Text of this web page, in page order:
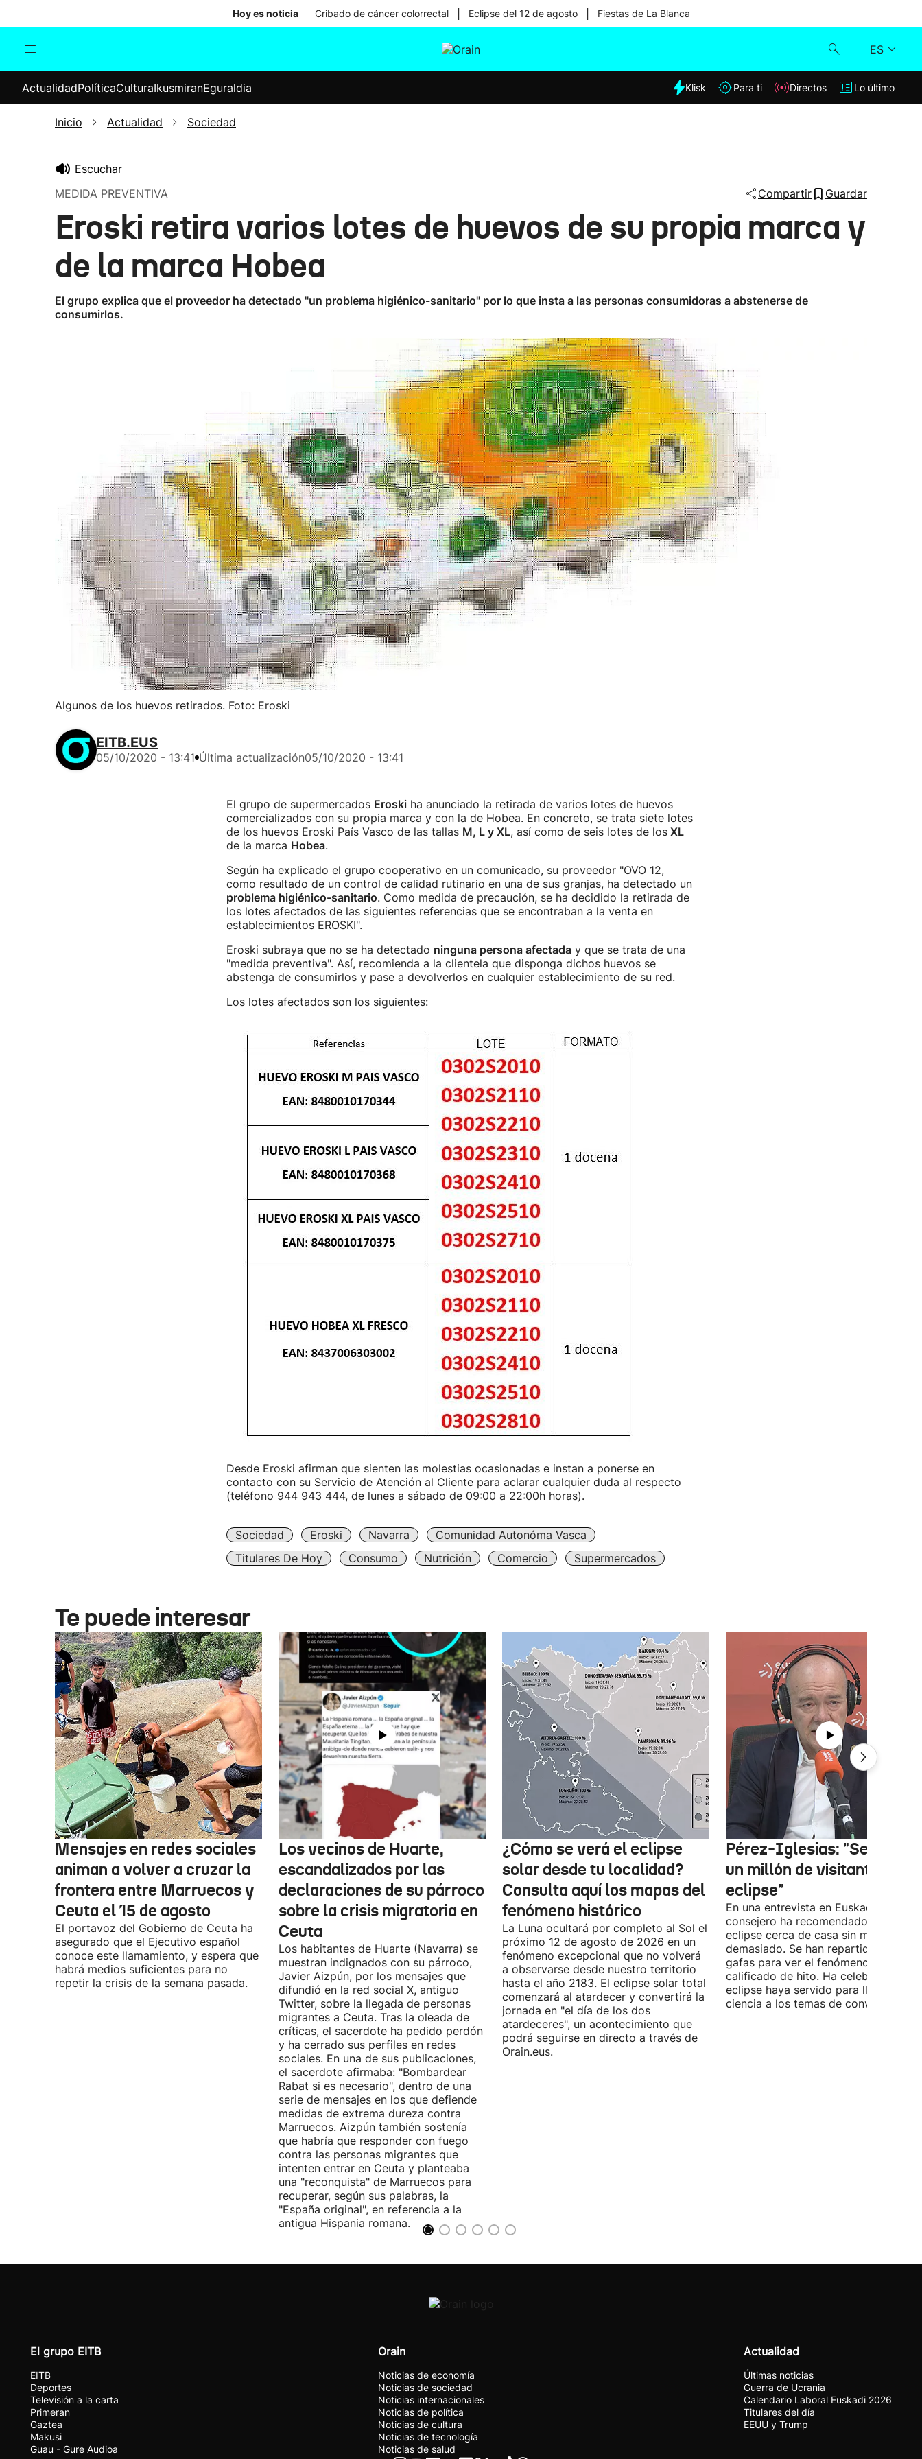
Hoy es noticia Cribado de cáncer colorrectal Eclipse del 12 de agosto Fiestas de La Blanca
ES
Internacional
Elecciones
Klisk
Lo último
ActualidadPolíticaCulturaIkusmiranEguraldia Klisk Para ti Directos Lo último
Inicio Actualidad Sociedad
Escuchar
MEDIDA PREVENTIVA
Compartir Guardar
Eroski retira varios lotes de huevos de su propia marca y
de la marca Hobea
El grupo explica que el proveedor ha detectado "un problema higiénico-sanitario" por lo que insta a las personas consumidoras a abstenerse de
consumirlos.
Algunos de los huevos retirados. Foto: Eroski
EITB.EUS
05/10/2020 - 13:41 Última actualización05/10/2020 - 13:41
El grupo de supermercados Eroskiha anunciado la retirada de varios lotes de huevos
comercializados con su propia marca y con la de Hobea. En concreto, se trata siete lotes
de los huevos Eroski País Vasco de las tallas M, L y XL, así como de seis lotes de losXL
de la marca Hobea.
Según ha explicado el grupo cooperativo en un comunicado, su proveedor "OVO 12,
como resultado de un control de calidad rutinario en una de sus granjas, ha detectado un
problema higiénico-sanitario. Como medida de precaución, se ha decidido la retirada de
los lotes afectados de las siguientes referencias que se encontraban a la venta en
establecimientos EROSKI".
Eroski subraya que no se ha detectado ninguna persona afectaday que se trata de una
"medida preventiva". Así, recomienda a la clientela que disponga dichos huevos se
abstenga de consumirlos y pase a devolverlos en cualquier establecimiento de su red.
Los lotes afectados son los siguientes:
Desde Eroski afirman que sienten las molestias ocasionadas e instan a ponerse en
contacto con su Servicio de Atención al Clientepara aclarar cualquier duda al respecto
(teléfono 944 943 444, de lunes a sábado de 09:00 a 22:00h horas).
Sociedad Eroski Navarra
Comunidad Autonóma Vasca
Titulares De Hoy
Consumo Nutrición Comercio Supermercados
Te puede interesar
Mensajes en redes sociales
animan a volver a cruzar la
frontera entre Marruecos y
Ceuta el 15 de agosto
El portavoz del Gobierno de Ceuta ha
asegurado que el Ejecutivo español
conoce este llamamiento, y espera que
habrá medios suficientes para no
repetir la crisis de la semana pasada.
Los vecinos de Huarte,
escandalizados por las
declaraciones de su párroco
sobre la crisis migratoria en
Ceuta
Los habitantes de Huarte (Navarra) se
muestran indignados con su párroco,
Javier Aizpún, por los mensajes que
difundió en la red social X, antiguo
Twitter, sobre la llegada de personas
migrantes a Ceuta. Tras la oleada de
críticas, el sacerdote ha pedido perdón
y ha cerrado sus perfiles en redes
sociales. En una de sus publicaciones,
el sacerdote afirmaba: "Bombardear
Rabat si es necesario", dentro de una
serie de mensajes en los que defiende
medidas de extrema dureza contra
Marruecos. Aizpún también sostenía
que habría que responder con fuego
contra las personas migrantes que
intenten entrar en Ceuta y planteaba
una "reconquista" de Marruecos para
recuperar, según sus palabras, la
"España original", en referencia a la
antigua Hispania romana.
¿Cómo se verá el eclipse
solar desde tu localidad?
Consulta aquí los mapas del
fenómeno histórico
La Luna ocultará por completo al Sol el
próximo 12 de agosto de 2026 en un
fenómeno excepcional que no volverá
a observarse desde nuestro territorio
hasta el año 2183. El eclipse solar total
comenzará al atardecer y convertirá la
jornada en "el día de los dos
atardeceres", un acontecimiento que
podrá seguirse en directo a través de
Orain.eus.
Pérez-Iglesias: "Se
un millón de visitantes por
eclipse"
En una entrevista en Euskadi Irratia,
consejero ha recomendado ver el
eclipse cerca de casa sin moverse
demasiado. Se han repartido miles de
gafas para ver el fenómeno que ya
calificado de hito. Ha celebrado que
eclipse haya servido para llevar la
ciencia a los temas de conversación.
El grupo EITB
EITB
Deportes
Televisión a la carta
Primeran
Gaztea
Makusi
Guau - Gure Audioa
Orain
Noticias de economía
Noticias de sociedad
Noticias internacionales
Noticias de política
Noticias de cultura
Noticias de tecnología
Noticias de salud
Actualidad
Últimas noticias
Guerra de Ucrania
Calendario Laboral Euskadi 2026
Titulares del día
EEUU y Trump